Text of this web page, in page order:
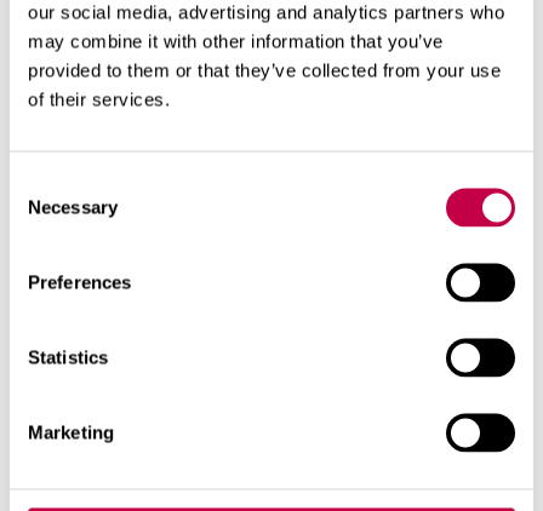
our social media, advertising and analytics partners who
may combine it with other information that you’ve
provided to them or that they’ve collected from your use
of their services.
Selection
Necessary
Preferences
Statistics
Marketing
lannoitteet voi annostella kylvön tai istutuksen
jälkeen myös taimirivin viereen. Vihanneksille
soveltuu erinomaisesti
suunnitella viljelykierto, jossa lehtivihannekset,
Lue lisää viljelykierrosta